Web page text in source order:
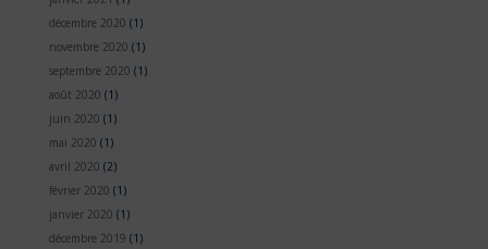
décembre 2020 (1)
novembre 2020 (1)
septembre 2020 (1)
août 2020 (1)
juin 2020 (1)
mai 2020 (1)
avril 2020 (2)
février 2020 (1)
janvier 2020 (1)
décembre 2019 (1)